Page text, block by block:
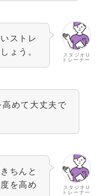
スタジオU
トレーナー
ストレ
ょう。
めて大丈夫で
スタジオU
トレーナー
ちんと
を高め